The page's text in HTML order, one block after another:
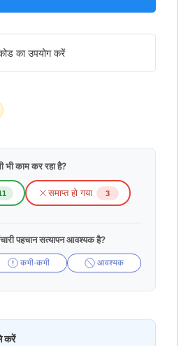
का उपयोग करें
भी काम कर रहा है?
समाप्त हो गया 3
पहचान सत्यापन आवश्यक है?
कभी-कभी आवश्यक
करें